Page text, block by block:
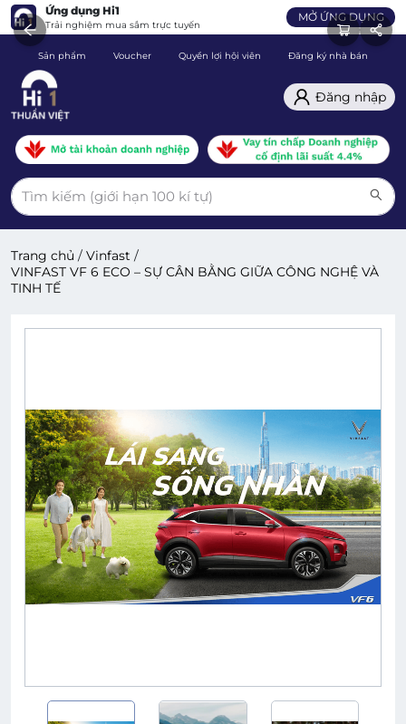
Ứng dụng Hi1
Trải nghiệm mua sắm trực tuyến
MỞ ỨNG DỤNG
Sản phẩm Voucher Quyền lợi hội viên Đăng ký nhà bán
Đăng nhập
Trang chủ / Vinfast /
VINFAST VF 6 ECO – SỰ CÂN BẰNG GIỮA CÔNG NGHỆ VÀ
TINH TẾ